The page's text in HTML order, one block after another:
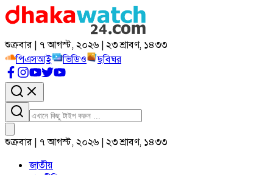
শুক্রবার | ৭ আগস্ট, ২০২৬ | ২৩ শ্রাবণ, ১৪৩৩
পিএসআই
ভিডিও ছবিঘর
শুক্রবার | ৭ আগস্ট, ২০২৬ | ২৩ শ্রাবণ, ১৪৩৩
জাতীয়